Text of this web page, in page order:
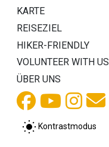
KARTE
REISEZIEL
HIKER-FRIENDLY
VOLUNTEER WITH US
ÜBER UNS
Kontrastmodus